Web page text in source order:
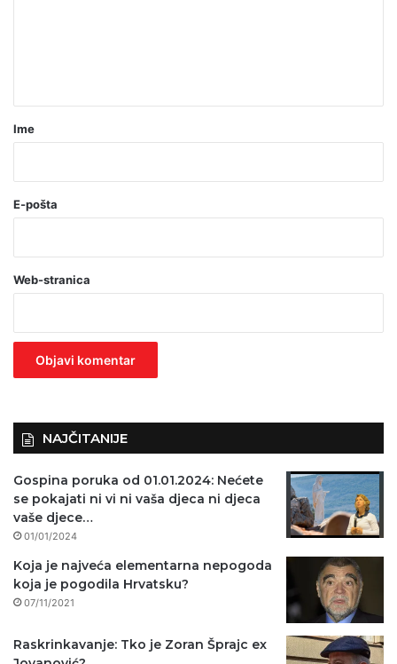
r
o
a
v
z
Ime
E-pošta
Web-stranica
NAJČITANIJE
Gospina poruka od 01.01.2024: Nećete
se pokajati ni vi ni vaša djeca ni djeca
vaše djece…
01/01/2024
Koja je najveća elementarna nepogoda
koja je pogodila Hrvatsku?
07/11/2021
Raskrinkavanje: Tko je Zoran Šprajc ex